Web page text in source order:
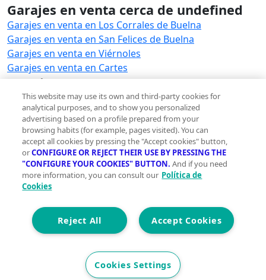
Garajes en venta cerca de undefined
Garajes en venta en Los Corrales de Buelna
Garajes en venta en San Felices de Buelna
Garajes en venta en Viérnoles
Garajes en venta en Cartes
Ver más
Descubre más garajes en Los Corrales
de Buelna
Garajes en venta en Barrio Nogalejas, Los Corrales de
Buelna
Otros inmuebles en venta en Los
Pisos en venta en Los Corrales de Buelna
Casas en venta en Los Corrales de Buelna
Oficinas en venta en Los Corrales de Buelna
Edificios en venta en Los Corrales de Buelna
This website may use its own and third-party cookies for
analytical purposes, and to show you personalized
advertising based on a profile prepared from your
browsing habits (for example, pages visited). You can
accept all cookies by pressing the "Accept cookies" button,
orCONFIGURE OR REJECT THEIR USE BY PRESSING THE
"CONFIGURE YOUR COOKIES" BUTTON. And if you need
more information, you can consult our Política de
Cookies
Accept Cookies
Reject All
Cookies Settings